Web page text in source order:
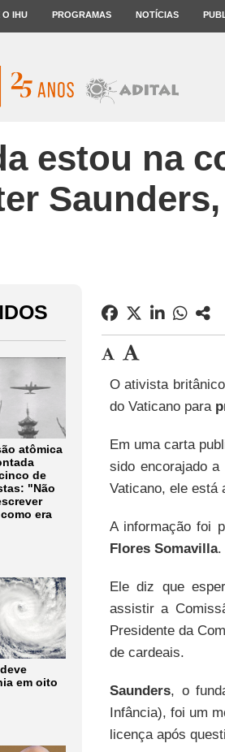
O IHU PROGRAMAS NOTÍCIAS
estou na
atômica
de
"Não
era
em oito
O ativista britânico
do Vaticano para
Em uma carta
sido encorajado
Vaticano, ele está
A informação foi
Flores Somavilla.
Ele diz que
assistir a
Presidente da
de cardeais.
Saunders, o
Infância), foi um
licença após